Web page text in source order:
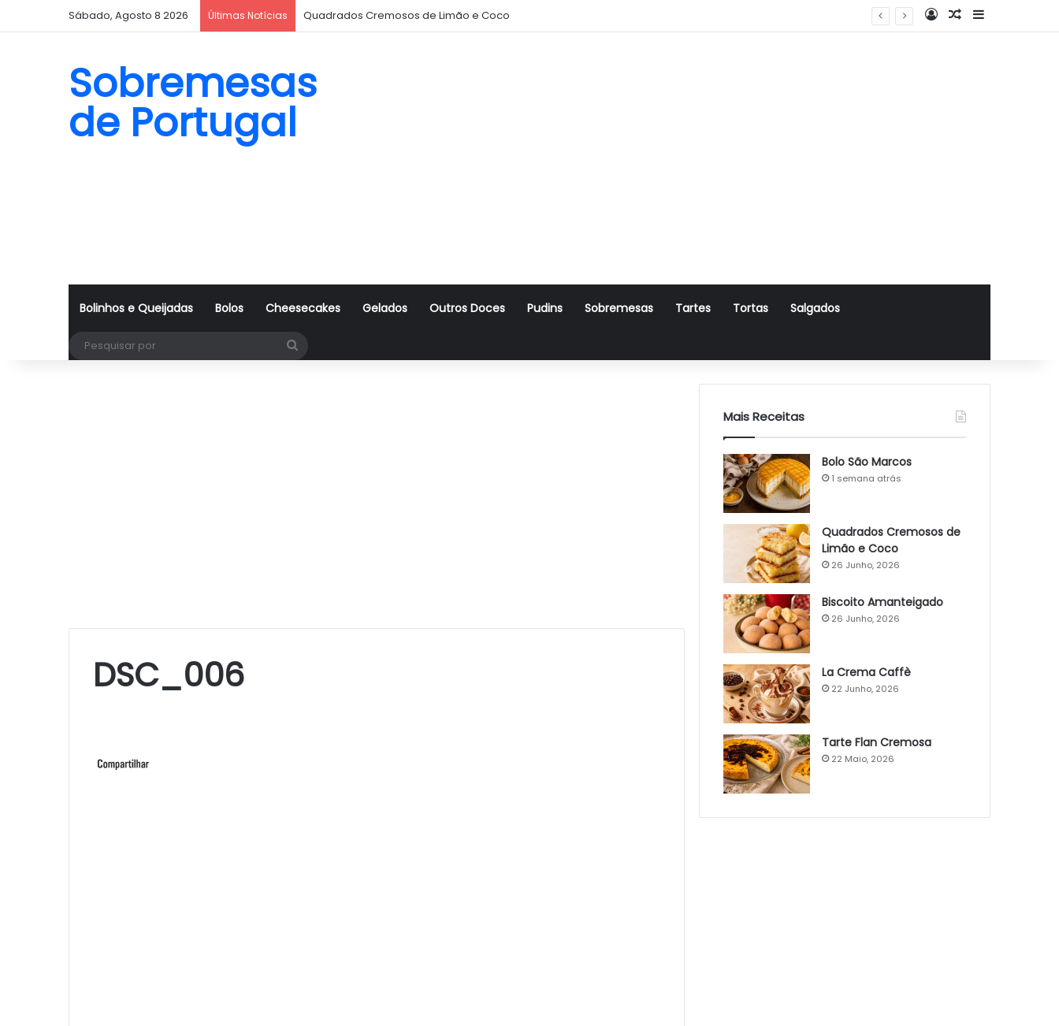
Sábado, Agosto 8 2026 Últimas Notícias Quadrados Cremosos de Limão e Coco Log InArtigo Aleatório
Sidebar
Sobremesas
de Portugal
Bolinhos e Queijadas Bolos Cheesecakes Gelados Outros Doces Pudins Sobremesas Tartes Tortas Salgados
DSC_006
Mais Receitas
Bolo São Marcos
1 semana atrás
Quadrados Cremosos de
Limão e Coco
26 Junho, 2026
Biscoito Amanteigado
26 Junho, 2026
La Crema Caffè
22 Junho, 2026
Tarte Flan Cremosa
22 Maio, 2026